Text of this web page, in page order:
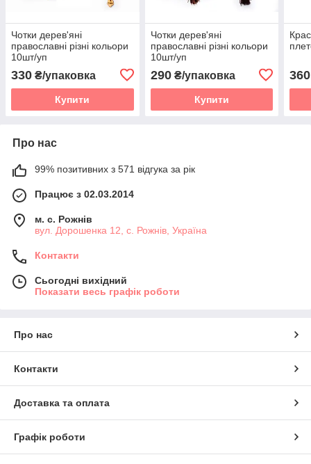
Чотки дерев'яні
православні різні кольори
10шт/уп
330 ₴/упаковка
Купити
Чотки дерев'яні
православні різні кольори
10шт/уп
290₴/упаковка
Купити
360
Про нас
99% позитивних з 571 відгука за рік
Працює з 02.03.2014
м. с. Рожнів
вул. Дорошенка 12, с. Рожнів, Україна
Контакти
Сьогодні вихідний
Показати весь графік роботи
Про нас
Контакти
Доставка та оплата
Графік роботи